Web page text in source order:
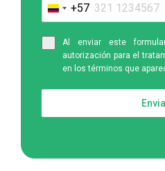
Colombia
+57
+57
Al enviar este
autorización para el
en los términos que